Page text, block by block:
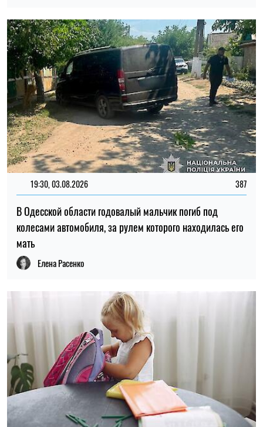
19:30, 03.08.2026 387
В Одесской области годовалый мальчик погиб под
колесами автомобиля, за рулем которого находилась его
мать
Елена Расенко